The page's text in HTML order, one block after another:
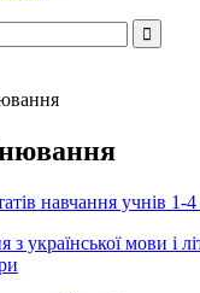
навчання учнів 1-4
з української мови і